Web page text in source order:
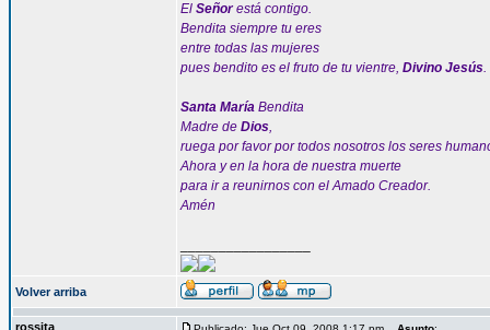
El Señorestá contigo.
Bendita siempre tu eres
entre todas las mujeres
pues bendito es el fruto de tu vientre, Divino Jesús.
Santa María Bendita
Madre de Dios,
ruega por favor por todos nosotros los seres
Ahora y en la hora de nuestra muerte
para ir a reunirnos con el Amado Creador.
Amén
Volver arriba
rossita